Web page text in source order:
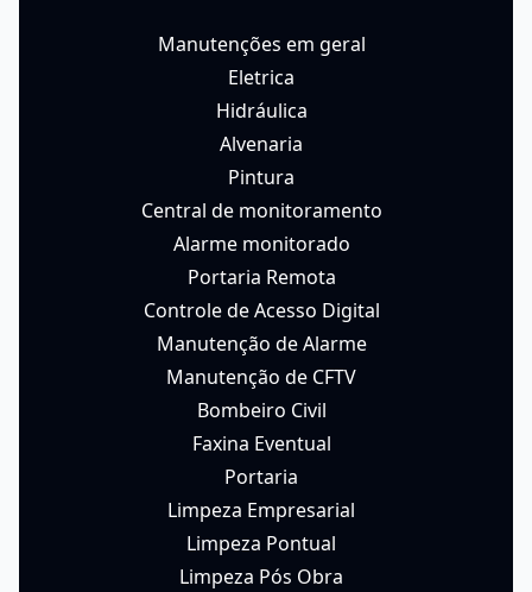
Manutenções em geral
Eletrica
Hidráulica
Alvenaria
Pintura
Central de monitoramento
Alarme monitorado
Portaria Remota
Controle de Acesso Digital
Manutenção de Alarme
Manutenção de CFTV
Bombeiro Civil
Faxina Eventual
Portaria
Limpeza Empresarial
Limpeza Pontual
Limpeza Pós Obra